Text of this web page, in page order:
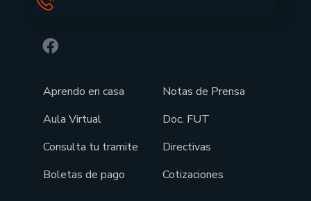
Aprendo en casa
Aula Virtual
Consulta tu tramite
Boletas de pago
Notas de Prensa
Doc. FUT
Directivas
Cotizaciones